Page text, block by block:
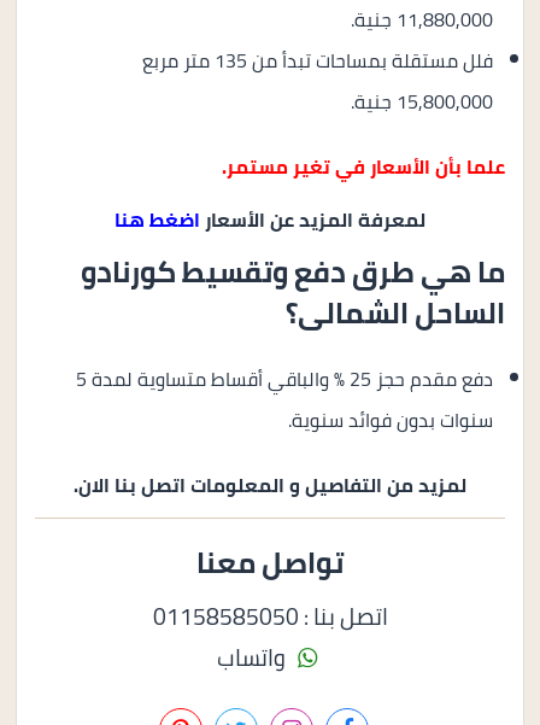
11,880,000 جنية.
فلل مستقلة بمساحات تبدأ من 135 متر مربع
15,800,000 جنية.
علما بأن الأسعار في تغير مستمر.
لمعرفة المزيد عن الأسعاراضغط هنا
ما هي طرق دفع وتقسيط كورنادو
الساحل الشمالى؟
دفع مقدم حجز 25 % والباقي أقساط متساوية لمدة 5
سنوات بدون فوائد سنوية.
لمزيد من التفاصيل و المعلومات اتصل بنا الان.
تواصل معنا
اتصل بنا : 01158585050
واتساب